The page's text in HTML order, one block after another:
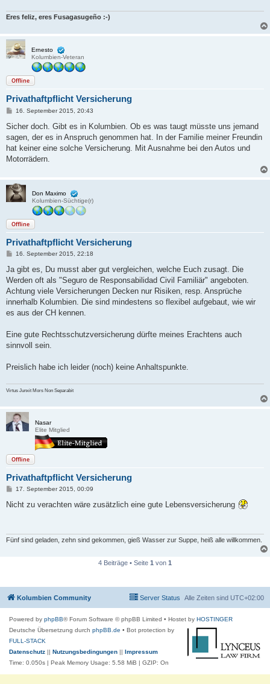
Eres feliz, eres Fusagasugeño :-)
Ernesto
Kolumbien-Veteran
Offline
Privathaftpflicht Versicherung
B
i
r
a
16. September 2015, 20:43
Sicher doch. Gibt es in Kolumbien. Ob es was taugt müsste uns jemand
sagen, der es in Anspruch genommen hat. In der Familie meiner Freundin
hat keiner eine solche Versicherung. Mit Ausnahme bei den Autos und
Motorrädern.
Don Maximo
Kolumbien-Süchtige(r)
Offline
Privathaftpflicht Versicherung
B
i
r
a
16. September 2015, 22:18
Ja gibt es, Du musst aber gut vergleichen, welche Euch zusagt. Die
Werden oft als "Seguro de Responsabilidad Civil Familiär" angeboten.
Achtung viele Versicherungen Decken nur Risiken, resp. Ansprüche
innerhalb Kolumbien. Die sind mindestens so flexibel aufgebaut, wie wir
es aus der CH kennen.
Eine gute Rechtsschutzversicherung dürfte meines Erachtens auch
sinnvoll sein.
Preislich habe ich leider (noch) keine Anhaltspunkte.
Virtus Junxit Mors Non Separabit
Nasar
Elite Mitglied
Offline
Privathaftpflicht Versicherung
B
i
17. September 2015, 00:09
Nicht zu verachten wäre zusätzlich eine gute Lebensversicherung
Fünf sind geladen, zehn sind gekommen, gieß Wasser zur Suppe, heiß alle willkommen.
4 Beiträge • Seite 1 von 1
Kolumbien Community Alle Zeiten sind UTC+02:00
Server Status
Powered by phpBB® Forum Software © phpBB Limited • Hostet by HOSTINGER
Deutsche Übersetzung durch phpBB.de • Bot protection by
FULL-STACK
Datenschutz || Nutzungsbedingungen || Impressum
Time: 0.050s | Peak Memory Usage: 5.58 MiB | GZIP: On